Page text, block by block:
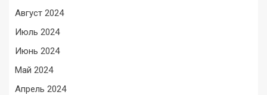
Август 2024
Июль 2024
Июнь 2024
Май 2024
Апрель 2024